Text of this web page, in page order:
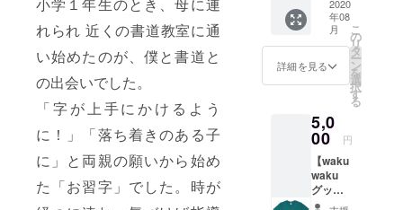
小学１年生のとき、母に連
れられ 近くの書道教室に通
い始めたのが、僕と書道と
の出会いでした。
「字が上手にかけるよう
に！」「落ち着きのある子
に」と両親の願いから始め
た「お習字」でした。時が
をスター
ト！
今年で開講
17年目に入
ります。
・よりたく
さんの方に
「書」を学
ぶ楽しみを
ちご
ジャム
本）、
感謝の
気持ち
を手紙
け（送
料込）
CAFE＆
GALLE
RY
WAKU
でつく
2020
年08
月
詳細を見る
こ
の
リ
タ
ー
ン
を
選
択
す
る
5,0
00 円
【waku
waku
グッ
ズ】と